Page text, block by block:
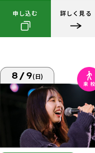
申し込む 詳しく見る
8/9(日)